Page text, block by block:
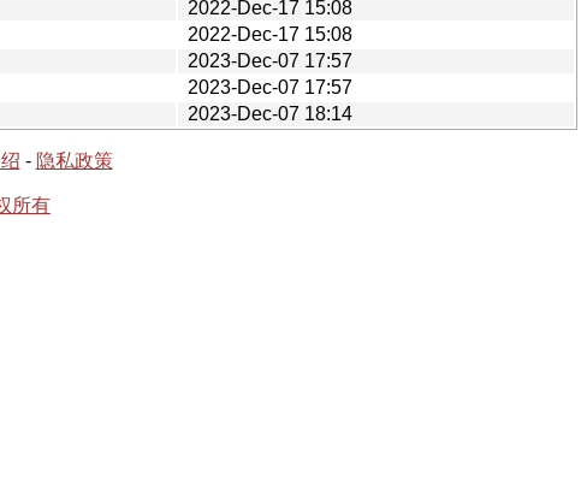
2022-Dec-17 15:08
2022-Dec-17 15:08
2023-Dec-07 17:57
2023-Dec-07 17:57
2023-Dec-07 18:14
- 隐私政策
所有